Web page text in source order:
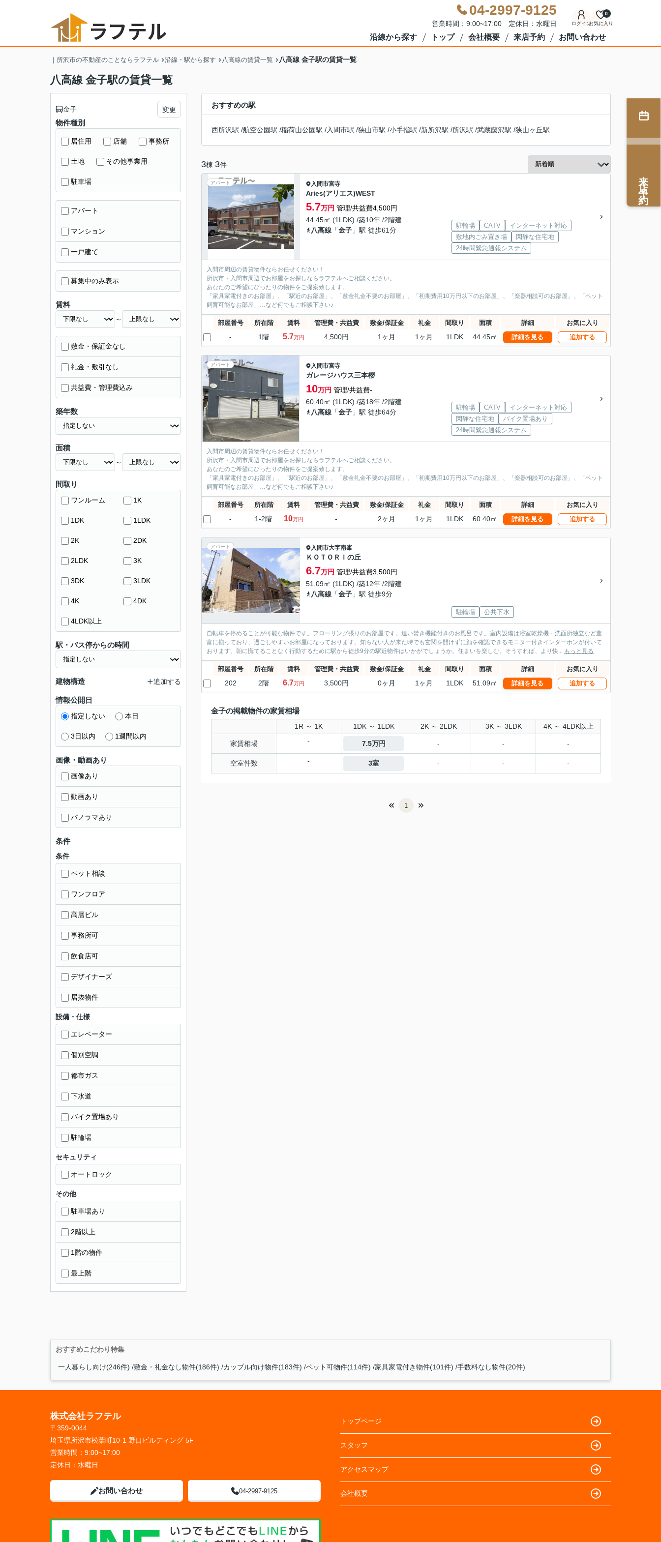
04-2997-9125
営業時間：9:00~17:00 定休日：水曜日 ログインお気に入り
0
沿線から探す トップ 会社概要 来店予約 お問い合わせ
｜所沢市の不動産のことならラフテル 沿線・駅から探す 八高線の賃貸一覧 八高線 金子駅の賃貸一覧
八高線 金子駅の賃貸一覧
おすすめの駅
西所沢駅 /航空公園駅 /稲荷山公園駅 /入間市駅 /狭山市駅 /小手指駅 /新所沢駅 /所沢駅 /武蔵藤沢駅 /狭山ヶ丘駅
3棟 3件
アパート 入間市宮寺
Aries(アリエス)WEST
5.7万円 管理/共益費4,500円
44.45㎡ (1LDK) /築10年 /2階建
八高線 「金子 」駅 徒歩61分
駐輪場 CATV
インターネット対応
敷地内ごみ置き場
閑静な住宅地
24時間緊急通報システム
入間市周辺の賃貸物件ならお任せください！
所沢市・入間市周辺でお部屋をお探しならラフテルへご相談ください。
あなたのご希望にぴったりの物件をご提案致します。
「家具家電付きのお部屋」、「駅近のお部屋」、「敷金礼金不要のお部屋」、「初期費用10万円以下のお部屋」、「楽器相談可のお部屋」、「ペット
飼育可能なお部屋」…など何でもご相談下さい♪
部屋番号 所在階 賃料 管理費・共益費 敷金/保証金 礼金 間取り 面積 詳細 お気に入り
- 1階 5.7万円 4,500円 1ヶ月 1ヶ月 1LDK 44.45㎡ 詳細を見る 追加する
アパート 入間市宮寺
ガレージハウス三本櫻
10万円 管理/共益費-
60.40㎡ (1LDK) /築18年 /2階建
八高線 「金子 」駅 徒歩64分
駐輪場 CATV
インターネット対応
閑静な住宅地
バイク置場あり
24時間緊急通報システム
入間市周辺の賃貸物件ならお任せください！
所沢市・入間市周辺でお部屋をお探しならラフテルへご相談ください。
あなたのご希望にぴったりの物件をご提案致します。
「家具家電付きのお部屋」、「駅近のお部屋」、「敷金礼金不要のお部屋」、「初期費用10万円以下のお部屋」、「楽器相談可のお部屋」、「ペット
飼育可能なお部屋」…など何でもご相談下さい♪
部屋番号 所在階 賃料 管理費・共益費 敷金/保証金 礼金 間取り 面積 詳細 お気に入り
- 1-2階 10万円 - 2ヶ月 1ヶ月 1LDK 60.40㎡ 詳細を見る 追加する
アパート 入間市大字南峯
ＫＯＴＯＲＩの丘
6.7万円 管理/共益費3,500円
51.09㎡ (1LDK) /築12年 /2階建
八高線 「金子 」駅 徒歩9分
駐輪場 公共下水
自転車を停めることが可能な物件です。フローリング張りのお部屋です。追い焚き機能付きのお風呂です。室内設備は浴室乾燥機・洗面所独立など豊
富に揃っており、過ごしやすいお部屋になっております。知らない人が来た時でも玄関を開けずに顔を確認できるモニター付きインターホンが付いて
おります。朝に慌てることなく行動するために駅から徒歩9分の駅近物件はいかがでしょうか。住まいを楽しむ。そうすれば、より快... もっと見る
部屋番号 所在階 賃料 管理費・共益費 敷金/保証金 礼金 間取り 面積 詳細 お気に入り
202 2階 6.7万円 3,500円 0ヶ月 1ヶ月 1LDK 51.09㎡ 詳細を見る 追加する
金子の掲載物件の家賃相場
1R ～ 1K 1DK ～ 1LDK 2K ～ 2LDK 3K ～ 3LDK 4K ～ 4LDK以上
家賃相場 - 7.5万円 - - -
空室件数 - 3室 - - -
1
金子 変更
物件種別
居住用 店舗 事務所
土地 その他事業用
駐車場
アパート
マンション
一戸建て
募集中のみ表示
賃料
～
敷金・保証金なし
礼金・敷引なし
共益費・管理費込み
築年数
面積
～
間取り
ワンルーム 1K
1DK 1LDK
2K 2DK
2LDK 3K
3DK 3LDK
4K 4DK
4LDK以上
駅・バス停からの時間
建物構造 追加する
情報公開日
指定しない 本日
3日以内 1週間以内
画像・動画あり
画像あり
動画あり
パノラマあり
条件
条件
ペット相談
ワンフロア
高層ビル
事務所可
飲食店可
デザイナーズ
居抜物件
設備・仕様
エレベーター
個別空調
都市ガス
下水道
バイク置場あり
駐輪場
セキュリティ
オートロック
その他
駐車場あり
2階以上
1階の物件
最上階
おすすめこだわり特集
一人暮らし向け(246件) 敷金・礼金なし物件(186件) カップル向け物件(183件) ペット可物件(114件) 家具家電付き物件(101件) 手数料なし物件(20件)
来店予約
株式会社ラフテル
〒359-0044
埼玉県所沢市松葉町10-1 野口ビルディング 5F
営業時間： 9:00~17:00
定休日： 水曜日
お問い合わせ 04-2997-9125
トップページ
スタッフ
アクセスマップ
会社概要